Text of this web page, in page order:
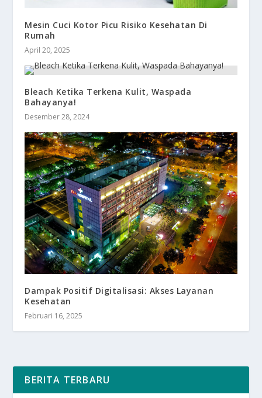
Mesin Cuci Kotor Picu Risiko Kesehatan Di
Rumah
April 20, 2025
Bleach Ketika Terkena Kulit, Waspada
Bahayanya!
Desember 28, 2024
Dampak Positif Digitalisasi: Akses Layanan
Kesehatan
Februari 16, 2025
BERITA TERBARU